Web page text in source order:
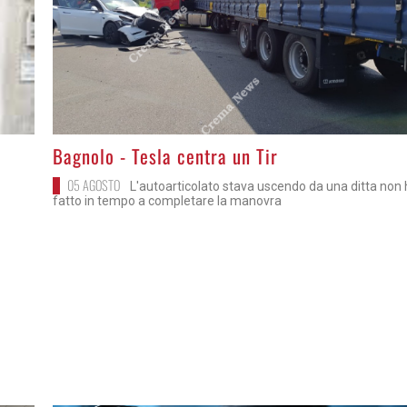
>
Bagnolo - Tesla centra un Tir
05 AGOSTO
L'autoarticolato stava uscendo da una ditta non
fatto in tempo a completare la manovra